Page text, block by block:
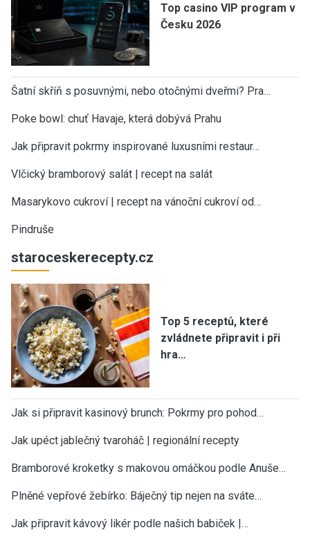
Top casino VIP program v
Česku 2026
Šatní skříň s posuvnými, nebo otočnými dveřmi? Pra…
Poke bowl: chuť Havaje, která dobývá Prahu
Jak připravit pokrmy inspirované luxusními restaur…
Vlčický bramborový salát | recept na salát
Masarykovo cukroví | recept na vánoční cukroví od…
Pindruše
staroceskerecepty.cz
Top 5 receptů, které
zvládnete připravit i při
hra…
Jak si připravit kasinový brunch: Pokrmy pro pohod…
Jak upéct jablečný tvaroháč | regionální recepty
Bramborové kroketky s makovou omáčkou podle Anuše…
Plněné vepřové žebírko: Báječný tip nejen na sváte…
Jak připravit kávový likér podle našich babiček |…